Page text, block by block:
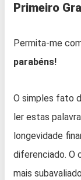
Primeiro
Permita-me
parabéns!
O simples fato
ler estas
longevidade
diferenciado. O
mais